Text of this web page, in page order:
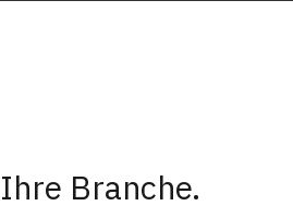
Branche.